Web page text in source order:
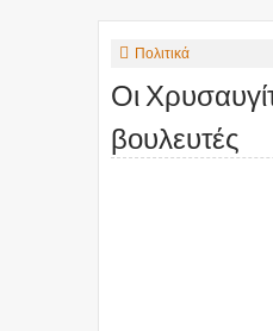
Πολιτικά
Οι
βουλευτές